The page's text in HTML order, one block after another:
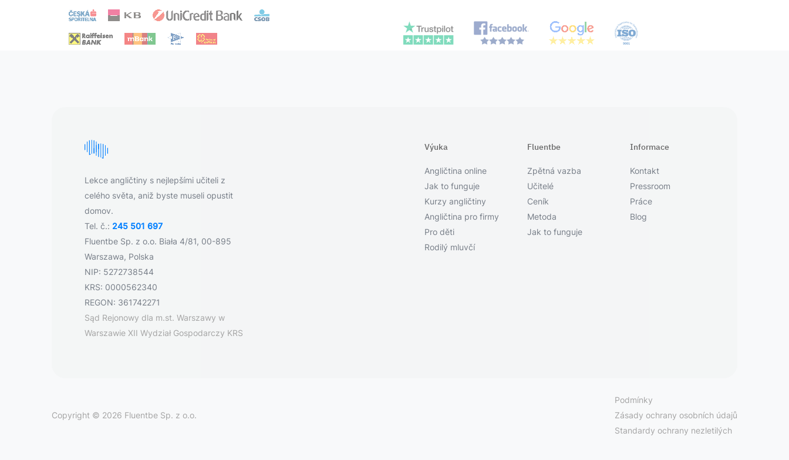
Lekce angličtiny s nejlepšími učiteli z
celého světa, aniž byste museli opustit
domov.
Tel. č.: 245 501 697
Fluentbe Sp. z o.o. Biała 4/81, 00-895
Warszawa, Polska
NIP: 5272738544
KRS: 0000562340
REGON: 361742271
Sąd Rejonowy dla m.st. Warszawy w
Warszawie XII Wydział Gospodarczy KRS
Výuka
Angličtina online
Jak to funguje
Kurzy angličtiny
Angličtina pro firmy
Pro děti
Rodilý mluvčí
Fluentbe
Zpětná vazba
Učitelé
Ceník
Metoda
Jak to funguje
Informace
Kontakt
Pressroom
Práce
Blog
Copyright © 2026 Fluentbe Sp. z o.o.
Podmínky
Zásady ochrany osobních údajů
Standardy ochrany nezletilých